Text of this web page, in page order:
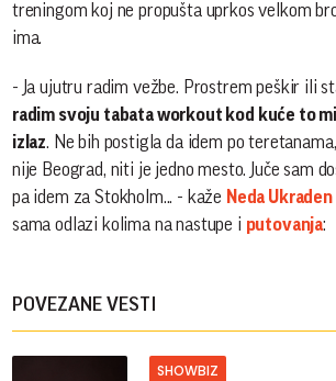
treningom koj ne propušta uprkos velkom
ima.
- Ja ujutru radim vežbe. Prostrem peškir ili
radim svoju tabata workout kod kuće to
izlaz. Ne bih postigla da idem po
nije Beograd, niti je jedno mesto. Juče sam
pa idem za Stokholm... - kaže Neda Ukraden
sama odlazi kolima na nastupe i putovanja:
POVEZANE VESTI
SHOWBIZ